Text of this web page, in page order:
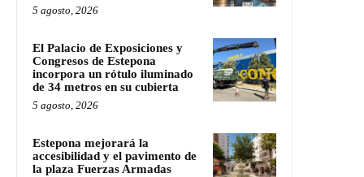
5 agosto, 2026
El Palacio de Exposiciones y
Congresos de Estepona
incorpora un rótulo iluminado
de 34 metros en su cubierta
5 agosto, 2026
Estepona mejorará la
accesibilidad y el pavimento de
la plaza Fuerzas Armadas